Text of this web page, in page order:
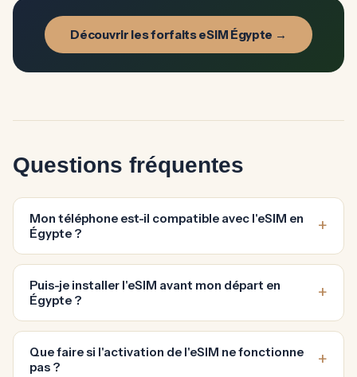
Découvrir les forfaits eSIM Égypte →
Questions fréquentes
Mon téléphone est-il compatible avec l'eSIM en
Égypte ?
Puis-je installer l'eSIM avant mon départ en
Égypte ?
Que faire si l'activation de l'eSIM ne fonctionne
pas ?